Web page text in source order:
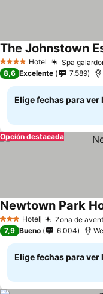
4 EstrellasHotel Spa
The Johnstown
8,6 Excelente 7.589
Elige fechas para
Opción destacada
3 Estrellas
Hotel Zona de
Newtown Park
7,9 Bueno 6.004
Elige fechas para